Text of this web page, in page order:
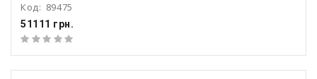
Код: 89475
51111 грн.